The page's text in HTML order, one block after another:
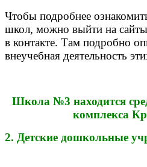
Чтобы подробнее
школ, можно выйти на
в контакте. Там подробно
внеучебная деятельность
Школа №3 находится
комплекса
2. Детские дошкольные